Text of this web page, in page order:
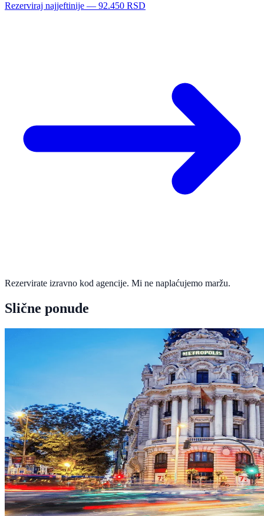
Rezerviraj najjeftinije — 92.450 RSD
Rezervirate izravno kod agencije. Mi ne naplaćujemo maržu.
Slične ponude